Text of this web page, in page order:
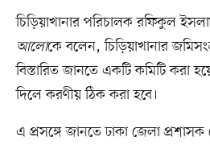
চিড়িয়াখানার পরিচালক রফিকুল
আলোকে বলেন, চিড়িয়াখানার
বিস্তারিত জানতে একটি কমিটি করা
দিলে করণীয় ঠিক করা হবে।
এ প্রসঙ্গে জানতে ঢাকা জেলা